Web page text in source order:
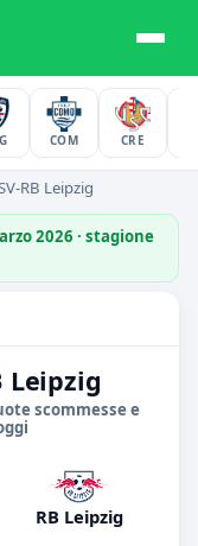
COM CRE
RB Leipzig
2026 · stagione
Leipzig
scommesse e
RB Leipzig